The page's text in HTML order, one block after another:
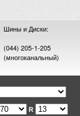
Шины и Диски:
(044) 205-1-205
(многоканальный)
R